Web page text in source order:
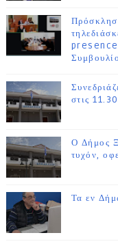
στις
Ο Δήμος
τυχόν,
Τα εν